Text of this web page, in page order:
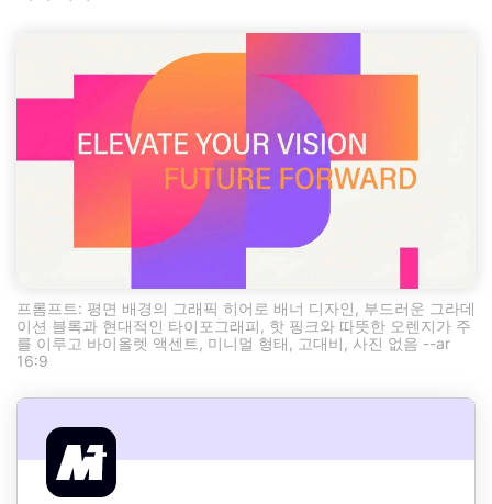
프롬프트: 평면 배경의 그래픽 히어로 배너 디자인, 부드러운 그라데
이션 블록과 현대적인 타이포그래피, 핫 핑크와 따뜻한 오렌지가 주
를 이루고 바이올렛 액센트, 미니멀 형태, 고대비, 사진 없음 --ar
16:9